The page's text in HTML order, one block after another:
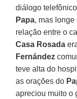
diálogo
Papa, mas longe
relação entre o
Casa Rosada
Fernández
teve alta do
as orações do
apreciou muito o